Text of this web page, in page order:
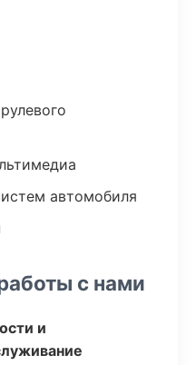
автомобиля
с нами
и